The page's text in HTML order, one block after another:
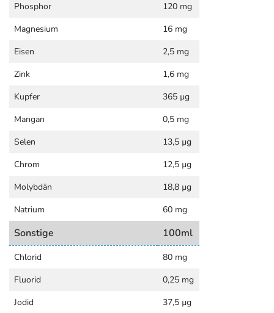
Phosphor
120 mg
Magnesium
16 mg
Eisen
2,5 mg
Zink
1,6 mg
Kupfer
365 µg
Mangan
0,5 mg
Selen
13,5 µg
Chrom
12,5 µg
Molybdän
18,8 µg
Natrium
60 mg
Sonstige 100ml
Chlorid
80 mg
Fluorid
0,25 mg
Jodid
37,5 µg